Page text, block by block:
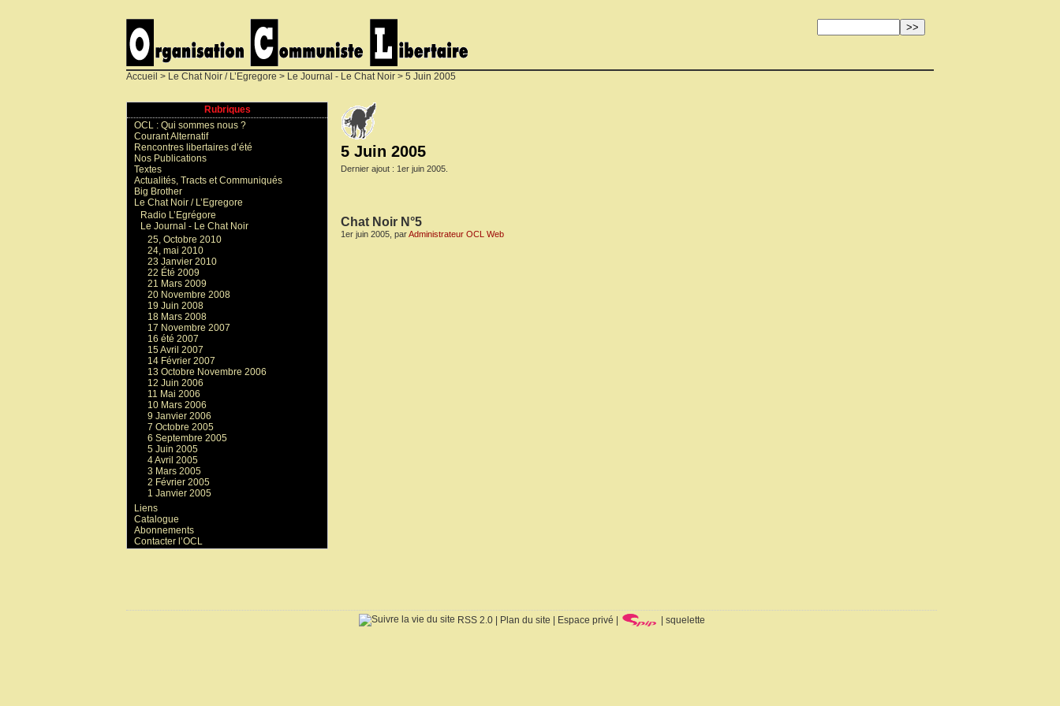
Accueil > Le Chat Noir / L’Egregore > Le Journal - Le Chat Noir > 5 Juin 2005
5 Juin 2005
Dernier ajout : 1er juin 2005.
Chat Noir N°5
1er juin 2005, parAdministrateur OCL Web
Rubriques
OCL : Qui sommes nous ?
Courant Alternatif
Rencontres libertaires d’été
Nos Publications
Textes
Actualités, Tracts et Communiqués
Big Brother
Le Chat Noir / L’Egregore
Radio L’Egrégore
Le Journal - Le Chat Noir
25, Octobre 2010
24, mai 2010
23 Janvier 2010
22 Été 2009
21 Mars 2009
20 Novembre 2008
19 Juin 2008
18 Mars 2008
17 Novembre 2007
16 été 2007
15 Avril 2007
14 Février 2007
13 Octobre Novembre 2006
12 Juin 2006
11 Mai 2006
10 Mars 2006
9 Janvier 2006
7 Octobre 2005
6 Septembre 2005
5 Juin 2005
4 Avril 2005
3 Mars 2005
2 Février 2005
1 Janvier 2005
Liens
Catalogue
Abonnements
Contacter l’OCL
RSS 2.0| Plan du site | Espace privé | | squelette